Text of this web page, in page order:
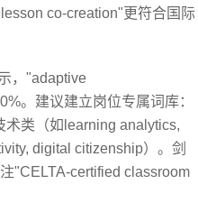
co-creation"更符合国际
，"adaptive
。建议建立岗位专属词库：
类（如learning analytics,
digital citizenship）。剑
"CELTA-certified classroom